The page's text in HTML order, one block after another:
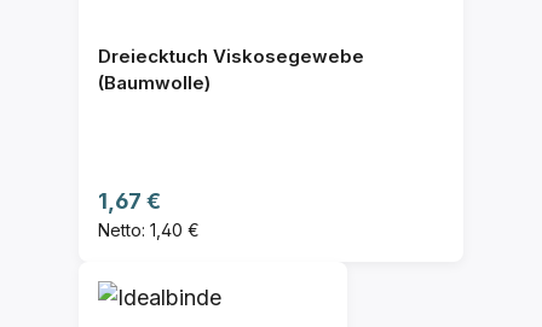
Dreiecktuch Viskosegewebe
(Baumwolle)
Regulärer Preis:
1,67 €
Netto: 1,40 €